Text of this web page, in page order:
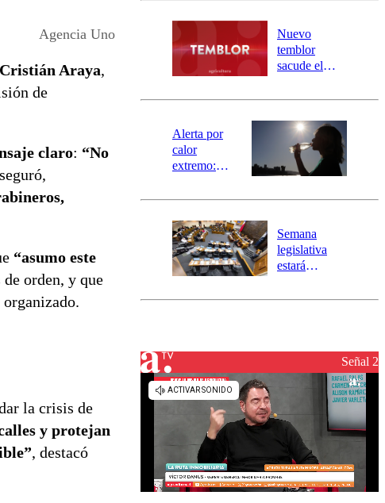
Agencia Uno
Cristián Araya,
de
claro: “No
“asumo este
orden, y que
la crisis de
y protejan
, destacó
río Damas:
activa
mensajería
SAE
Nuevo
temblor
sacude el
revisa la
epicentro
Alerta por
calor
extremo:
activa Alerta
Preventiva en
tres comunas
Semana
legislativa
estará
el fin de la
reconstrucciónSeñal 2